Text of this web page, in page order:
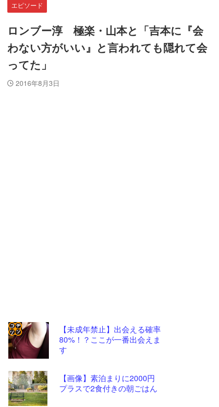
エピソード
ロンブー淳 極楽・山本と「吉本に『会
わない方がいい』と言われても隠れて会
ってた」
2016年8月3日
【未成年禁止】出会える確率
80%！？ここが一番出会えま
す
【画像】素泊まりに2000円
プラスで2食付きの朝ごはん
コテ
リン
- 固
定リ
ンク